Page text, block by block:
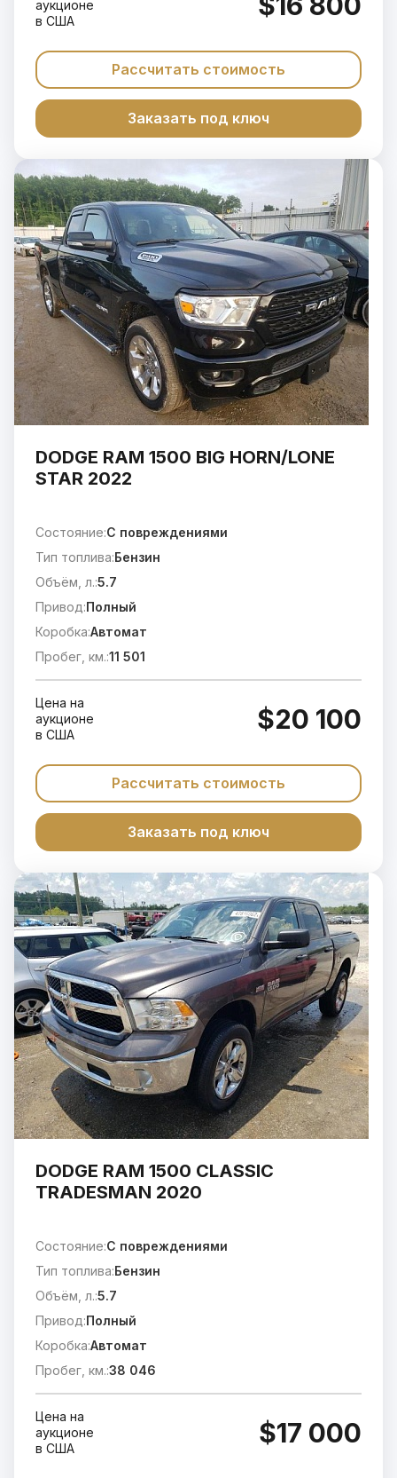
аукционе
в США
Рассчитать стоимость
Заказать под ключ
DODGE RAM 1500 BIG HORN/LONE
STAR 2022
Состояние:C повреждениями
Тип топлива:Бензин
Объём, л.:5.7
Привод:Полный
Коробка:Автомат
Пробег, км.:11 501
Цена на
аукционе
в США
$20 100
Рассчитать стоимость
Заказать под ключ
DODGE RAM 1500 CLASSIC
TRADESMAN 2020
Состояние:C повреждениями
Тип топлива:Бензин
Объём, л.:5.7
Привод:Полный
Коробка:Автомат
Пробег, км.:38 046
Цена на
аукционе
в США
$17 000